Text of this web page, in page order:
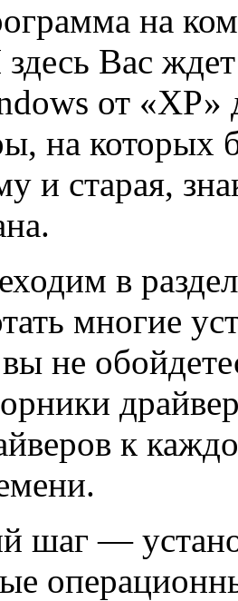
на
здесь Вас
от «ХР»
на которых
и старая,
в
многие
вы не
к
шаг —